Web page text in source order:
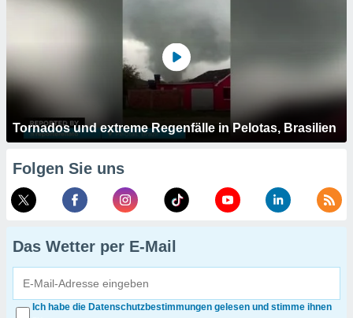
Tornados und extreme Regenfälle in Pelotas, Brasilien
Folgen Sie uns
Das Wetter per E-Mail
Ich habe die Datenschutzbestimmungen gelesen und stimme ihnen